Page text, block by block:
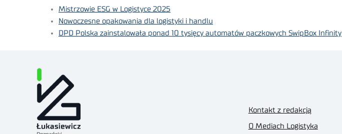
Mistrzowie ESG w Logistyce 2025
Nowoczesne opakowania dla logistyki i handlu
DPD Polska zainstalowała ponad 10 tysięcy automatów paczkowych SwipBox Infinity
Kontakt z redakcją
O Mediach Logistyka